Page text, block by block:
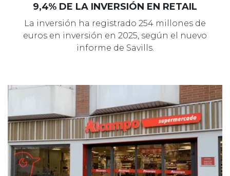
9,4% DE LA INVERSIÓN EN RETAIL
La inversión ha registrado 254 millones de
euros en inversión en 2025, según el nuevo
informe de Savills.